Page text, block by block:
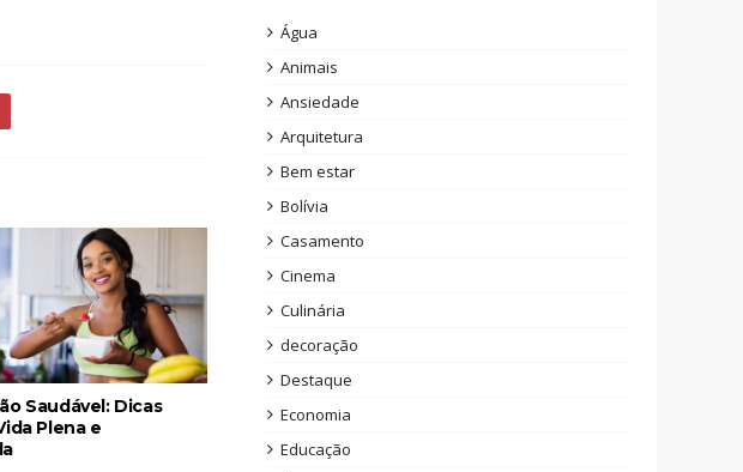
Saudável: Dicas
Plena e
Água
Animais
Ansiedade
Arquitetura
Bem estar
Bolívia
Casamento
Cinema
Culinária
decoração
Destaque
Economia
Educação